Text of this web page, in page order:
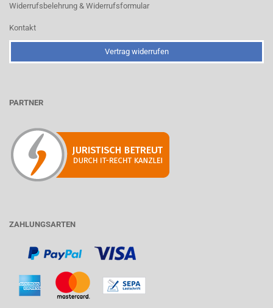
Widerrufsbelehrung & Widerrufsformular
Kontakt
Vertrag widerrufen
PARTNER
ZAHLUNGSARTEN